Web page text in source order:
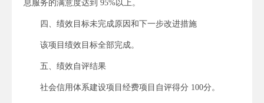
息服务的满意度达到 95%以上。
四、绩效目标未完成原因和下一步改进措施
该项目绩效目标全部完成。
五、绩效自评结果
社会信用体系建设项目经费项目自评得分 100分。